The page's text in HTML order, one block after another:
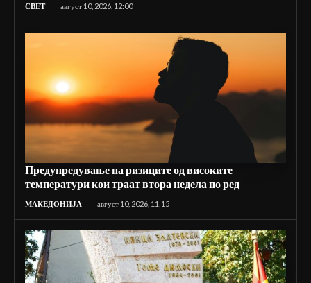
СВЕТ август 10, 2026, 12:00
Предупредување на ризиците од високите
температури кои траат втора недела по ред
МАКЕДОНИЈА август 10, 2026, 11:15